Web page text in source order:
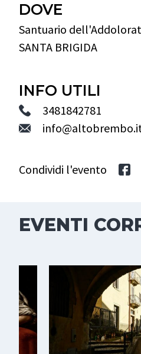
DOVE
Santuario
SANTA BRIGIDA
INFO UTILI
3481842781
Condividi l'evento
EVENTI